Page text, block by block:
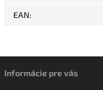
EAN:
Informácie pre vás